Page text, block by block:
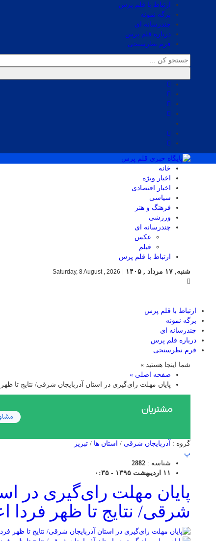
ارتباط با قلم پرس
برگه نمونه
چندرسانه ای
درباره قلم پرس
فرم نظرسنجی
خانه
اخبار ویژه
اخبار اقتصادی
سیاسی
فرهنگ و هنر
ورزشی
چندرسانه ای
عکس
فیلم
ارتباط با قلم پرس
شنبه, ۱۷ مرداد , ۱۴۰۵
Saturday, 8 August , 2026
ارتباط با قلم پرس
برگه نمونه
چندرسانه ای
درباره قلم پرس
فرم نظرسنجی
شما اینجا هستید »
صفحه اصلی »
پایان مهلت رای‌گیری در استان آذربایجان شرقی/ نتایج تا
گروه : آذربایجان شرقی / استان ها / تبریز
پ
شناسه : 2882
۱۱ اردیبهشت ۱۳۹۵ - ۰:۳۵
پایان مهلت رای‌گیری در
شرقی/ نتایج تا ظهر فردا